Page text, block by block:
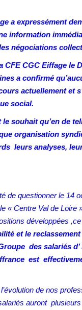
a expressément
information
négociations
CFE CGC Eiffage le
a confirmé
actuellement et
social.
souhait qu’en de
organisation
leurs analyses,
de questionner le 14
« Centre Val de
développées
et le
des salariés
est
de nos
auront